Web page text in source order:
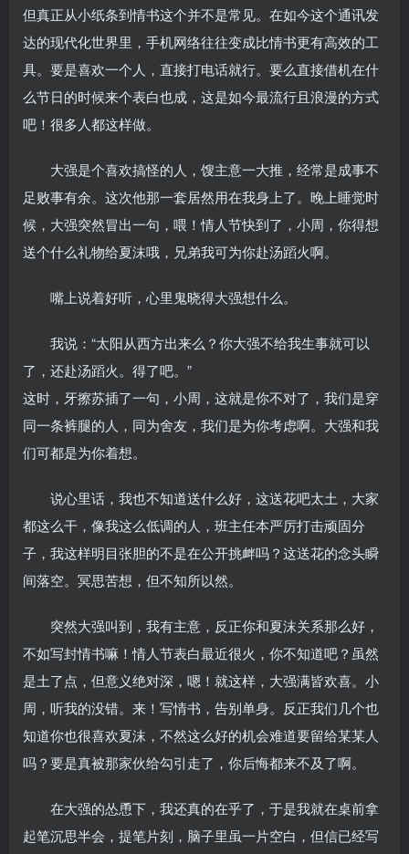
但真正从小纸条到情书这个并不是常见。在如今这个通讯发
达的现代化世界里，手机网络往往变成比情书更有高效的工
具。要是喜欢一个人，直接打电话就行。要么直接借机在什
么节日的时候来个表白也成，这是如今最流行且浪漫的方式
吧！很多人都这样做。
大强是个喜欢搞怪的人，馊主意一大推，经常是成事不
足败事有余。这次他那一套居然用在我身上了。晚上睡觉时
候，大强突然冒出一句，喂！情人节快到了，小周，你得想
送个什么礼物给夏沫哦，兄弟我可为你赴汤蹈火啊。
嘴上说着好听，心里鬼晓得大强想什么。
我说：“太阳从西方出来么？你大强不给我生事就可以
了，还赴汤蹈火。得了吧。”
这时，牙擦苏插了一句，小周，这就是你不对了，我们是穿
同一条裤腿的人，同为舍友，我们是为你考虑啊。大强和我
们可都是为你着想。
说心里话，我也不知道送什么好，这送花吧太土，大家
都这么干，像我这么低调的人，班主任本严厉打击顽固分
子，我这样明目张胆的不是在公开挑衅吗？这送花的念头瞬
间落空。冥思苦想，但不知所以然。
突然大强叫到，我有主意，反正你和夏沫关系那么好，
不如写封情书嘛！情人节表白最近很火，你不知道吧？虽然
是土了点，但意义绝对深，嗯！就这样，大强满皆欢喜。小
周，听我的没错。来！写情书，告别单身。反正我们几个也
知道你也很喜欢夏沫，不然这么好的机会难道要留给某某人
吗？要是真被那家伙给勾引走了，你后悔都来不及了啊。
在大强的怂恿下，我还真的在乎了，于是我就在桌前拿
起笔沉思半会，提笔片刻，脑子里虽一片空白，但信已经写